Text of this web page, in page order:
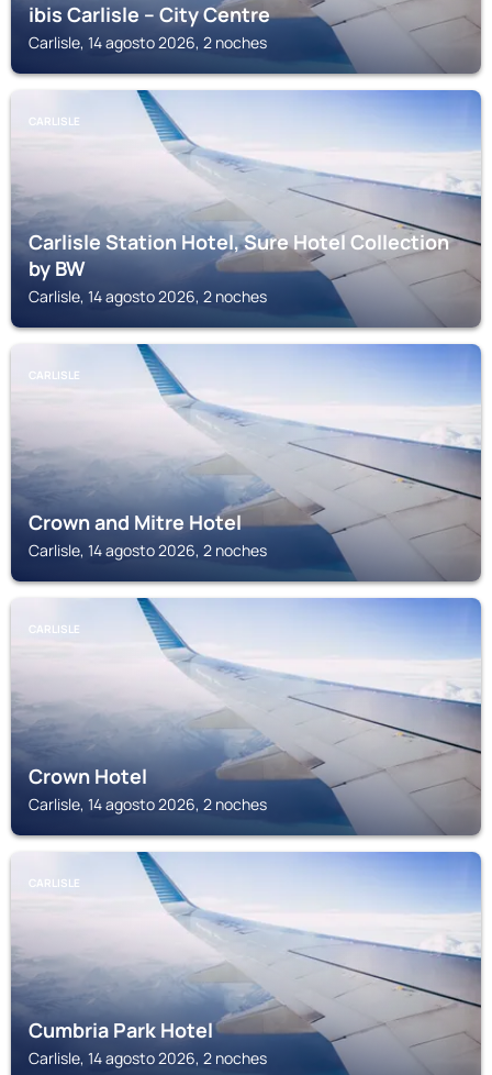
ibis Carlisle – City Centre
Carlisle, 14 agosto 2026, 2 noches
CARLISLE
Carlisle Station Hotel, Sure Hotel Collection
by BW
Carlisle, 14 agosto 2026, 2 noches
CARLISLE
Crown and Mitre Hotel
Carlisle, 14 agosto 2026, 2 noches
CARLISLE
Crown Hotel
Carlisle, 14 agosto 2026, 2 noches
CARLISLE
Cumbria Park Hotel
Carlisle, 14 agosto 2026, 2 noches